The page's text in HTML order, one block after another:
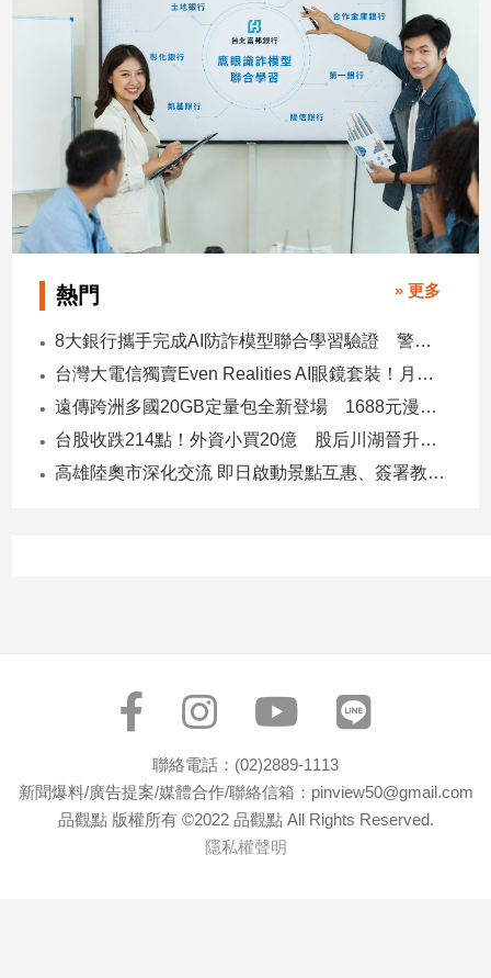
子/
創
／
影
推
遊
戲
運
合
熱門 » 更多
8大銀行攜手完成AI防詐模型聯合學習驗證 警示帳戶準確度提升2倍
台灣大電信獨賣Even Realities AI眼鏡套裝！月付1399元 專案價3990
遠傳跨洲多國20GB定量包全新登場 1688元漫遊逾百國家！
台股收跌214點！外資小買20億 股后川湖晉升萬金股
高雄陸奧市深化交流 即日啟動景點互惠、簽署教育合作MOU
聯絡電話：(02)2889-1113
新聞爆料/廣告提案/媒體合作/聯絡信箱：pinview50@gmail.com
品觀點 版權所有 ©2022 品觀點 All Rights Reserved.
隱私權聲明